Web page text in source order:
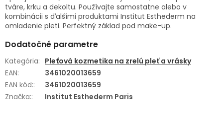
tváre, krku a dekoltu. Používajte samostatne alebo v
kombinácii s ďalšími produktami Institut Esthederm na
omladenie pleti. Perfektný základ pod make-up.
Dodatočné parametre
Kategória: Pleťová kozmetika na zrelú pleť a vrásky
EAN:
3461020013659
EAN kód::
3461020013659
Značka:: Institut Esthederm Paris